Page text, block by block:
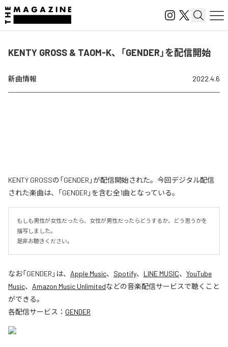
KENTY GROSS & TAOM-K、「GENDER」を配信開始
新曲情報 2022.4.6
KENTY GROSSの「GENDER」が配信開始された。今回デジタル配信
された楽曲は、「GENDER」を含む全1曲となっている。
もしも男性が女性だったら、女性が男性だったらどうするか、どう思うかを
描写しました。
是非お聴きください。
なお「GENDER 」は、 Apple Music、 Spotify、 LINE MUSIC、 YouTube
Music、 Amazon Music Unlimitedなどの音楽配信サービスで聴くこと
ができる。
各配信サービス： GENDER